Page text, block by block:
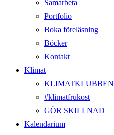
Samarbeta
Portfolio
Boka föreläsning
Böcker
Kontakt
Klimat
KLIMATKLUBBEN
#klimatfrukost
GÖR SKILLNAD
Kalendarium